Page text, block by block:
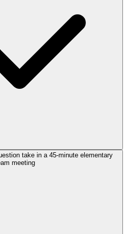
take in a 45-minute elementary
meeting?